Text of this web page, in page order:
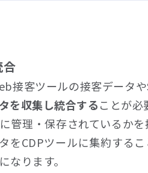
合
接客ツールの接客データ
を収集し統合することが必
管理・保存されているか
をCDPツールに集約する
なります。